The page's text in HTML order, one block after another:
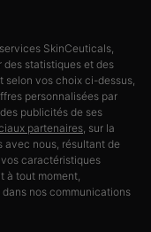
SkinCeuticals,
des statistiques et des
selon vos choix ci-dessus,
personnalisées par
publicités de ses
partenaires, sur la
avec nous, résultant de
caractéristiques
à tout moment,
nos communications